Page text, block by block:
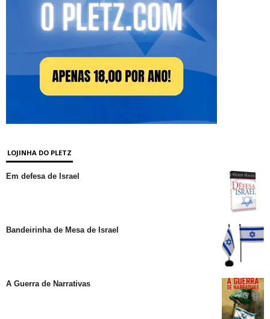
LOJINHA DO PLETZ
Em defesa de Israel
Bandeirinha de Mesa de Israel
A Guerra de Narrativas